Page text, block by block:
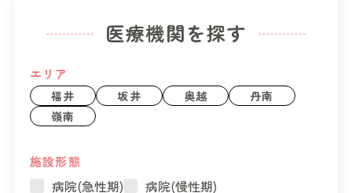
医療機関を探す
エリア
福井 坂井 奥越
丹南
嶺南
施設形態
病院(急性期)
病院(慢性期)